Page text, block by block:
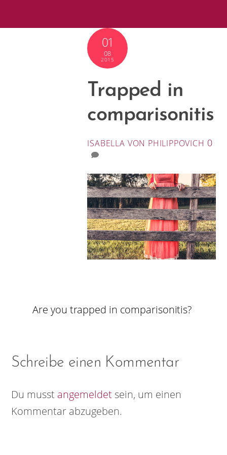
to
01
08
2015
Trapped in
comparisonitis
ISABELLA VON PHILIPPOVICH 0
Are you trapped in comparisonitis?
Schreibe einen Kommentar
Du musst angemeldet sein, um einen
Kommentar abzugeben.